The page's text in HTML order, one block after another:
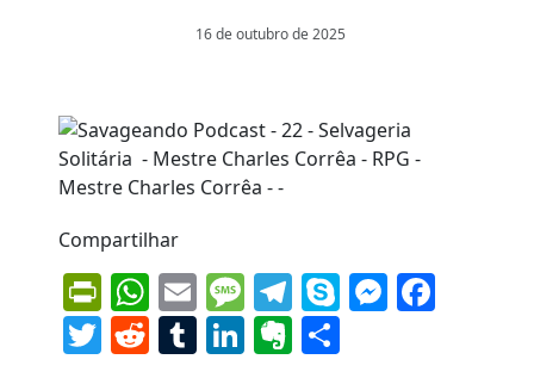
16 de outubro de 2025
Compartilhar
PrintFriendly
WhatsApp
EmailMessage
Telegram
Skype
Twitter
Reddit
Tumblr
LinkedIn
Evernote